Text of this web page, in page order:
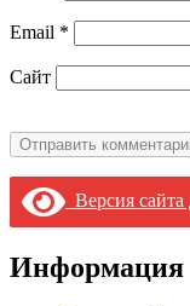
Email *
Сайт
Версия
Информация